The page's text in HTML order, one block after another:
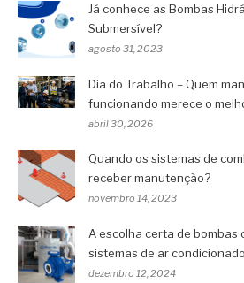
Já conhece as Bombas
Submersível?
agosto 31, 2023
Dia do Trabalho – Quem
funcionando merece o
abril 30, 2026
Quando os sistemas de
receber manutenção?
novembro 14, 2023
A escolha certa de
sistemas de ar condicionado
dezembro 12, 2024